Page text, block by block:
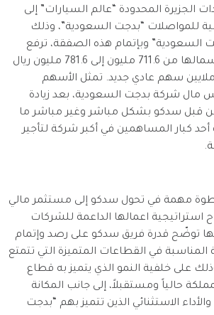
الجزيرة المحدودة “عالم السيارات” إلى
للمواصلات “بدجت السعودية”، وذلك
وبإتمام هذه الصفقة، ترفع
“بدجت السعودية” رأسمالها من 711.6 مليون إلى 781.6 مليون ريال
سعودي عبر إصدار 7 ملايين سهم عادي جديد. تمثل الأسهم
من رأس مال شركة بدجت السعودية، بعد زيادة
قبل سدكو بشكل مباشر وغير مباشر ما
كبار المساهمين في أكبر شركة لتأجير
مهمة في تحول سدكو إلى مستثمر مالي
استراتيجية اعمالها الداعمة للشركات
أنها توضّح قدرة فريق سدكو على رصد وإتمام
المناسبة في القطاعات المتميزة التي تتمتع
على خلفية النمو الذي يتميز به قطاع
حالياً ومستقبلاً، إلى جانب المكانة
والأداء الاستثنائي الذين تتميز بهم “بدجت